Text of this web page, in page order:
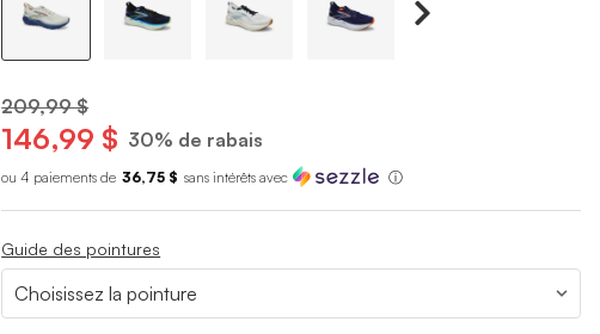
209,99 $
146,99 $ 30% de rabais
ou 4 paiements de 36,75 $ sans intérêts avec ⓘ
Guide des pointures